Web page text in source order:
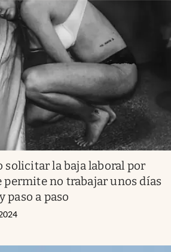
solicitar la baja laboral por
no trabajar unos días
paso a paso